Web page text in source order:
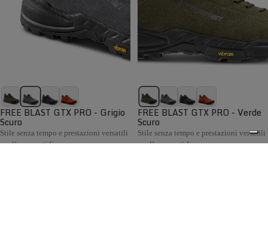
FREE BLAST GTX PRO - Grigio
Scuro
Stile senza tempo e prestazioni versatili
per l’uso quotidiano
FREE BLAST GTX PRO - Verde
Scuro
Stile senza tempo e prestazioni versatili
per l’uso quotidiano